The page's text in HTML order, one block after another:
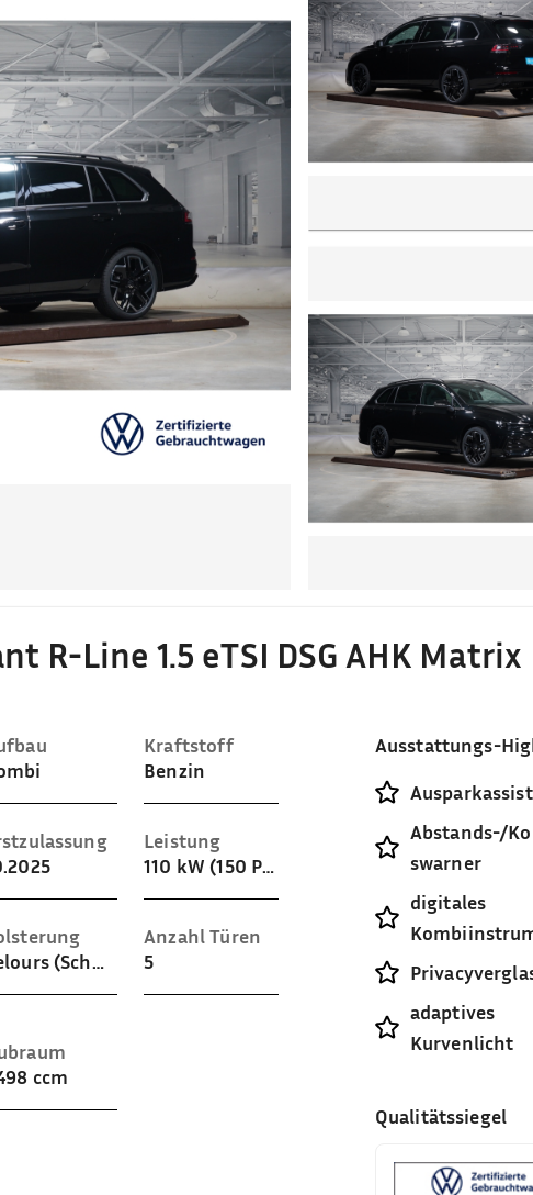
R-Line 1.5 eTSI DSG AHK Matrix
Kraftstoff
Benzin
Leistung
110 kW (150 PS)
Velours (Schwarz)
Anzahl Türen
5
ccm
Ausstattungs-
Abstands-/
swarner
digitales
adaptives
Kurvenlicht
Qualitätssiegel